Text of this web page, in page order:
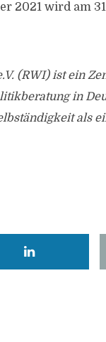
2021 wird am
(RWI) ist ein
in
als